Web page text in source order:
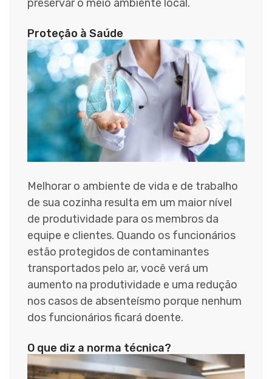
preservar o meio ambiente local.
Proteção à Saúde
Melhorar o ambiente de vida e de trabalho
de sua cozinha resulta em um maior nível
de produtividade para os membros da
equipe e clientes. Quando os funcionários
estão protegidos de contaminantes
transportados pelo ar, você verá um
aumento na produtividade e uma redução
nos casos de absenteísmo porque nenhum
dos funcionários ficará doente.
O que diz a norma técnica?